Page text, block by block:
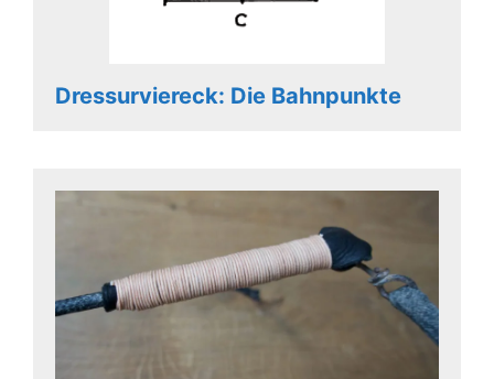
Dressurviereck: Die Bahnpunkte